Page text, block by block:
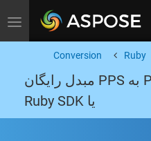
Toggle navigation
Ruby
Conversion
تبدیل Word بهPPS، ODT به PPS مبدل رایگان
یا Ruby SDK